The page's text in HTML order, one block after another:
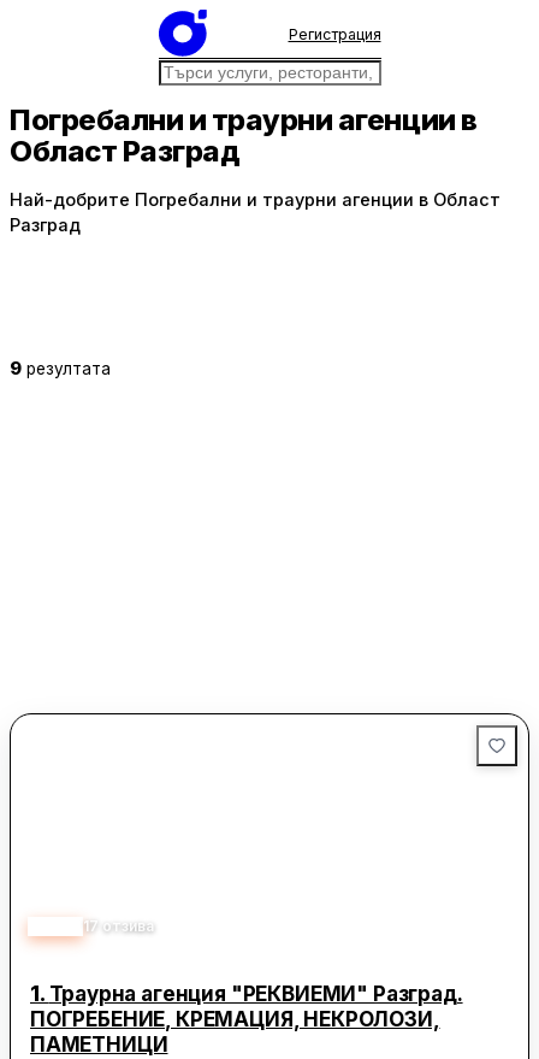
Регистрация
Погребални и траурни агенции в
Област Разград
Най-добрите Погребални и траурни агенции в Област
Разград
9 резултата
17 отзива
1. Траурна агенция "РЕКВИЕМИ" Разград.
ПОГРЕБЕНИЕ, КРЕМАЦИЯ, НЕКРОЛОЗИ,
ПАМЕТНИЦИ